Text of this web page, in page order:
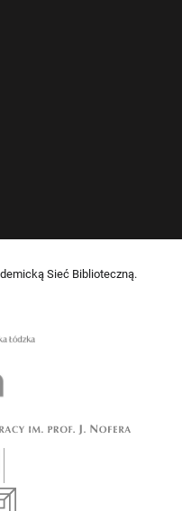
Sieć Biblioteczną.